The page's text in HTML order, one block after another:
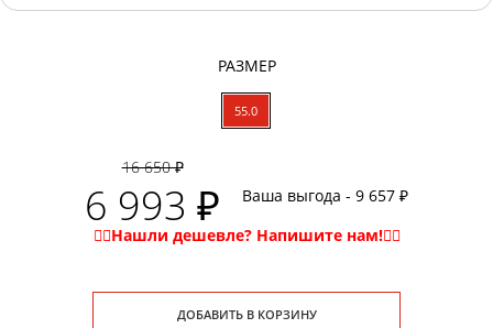
16 650 ₽
6 993 ₽ Ваша выгода - 9 657 ₽
РАЗМЕР
55.0
ДОБАВИТЬ В КОРЗИНУ